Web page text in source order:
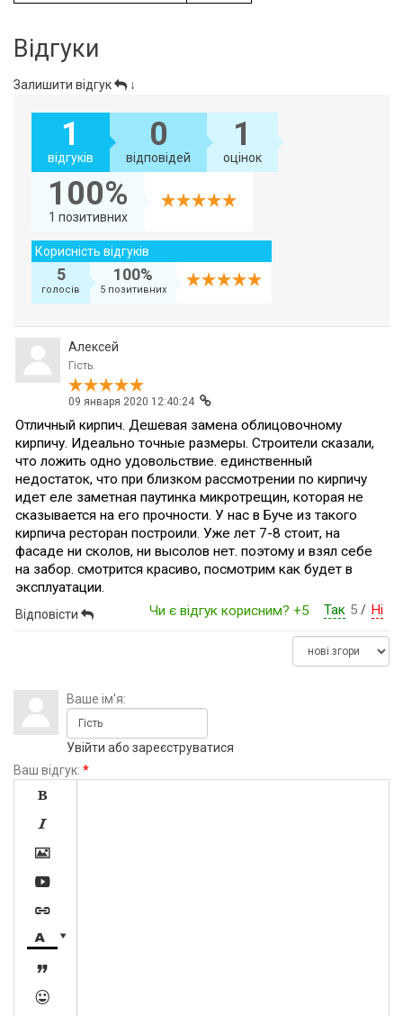
Відгуки
Залишити відгук ↓
1
відгуків
0
відповідей
1
оцінок
100%
1 позитивних
Корисність відгуків
5
голосів
100%
5 позитивних
Алексей
Гість.
09 января 2020 12:40:24
Отличный кирпич. Дешевая замена облицовочному
кирпичу. Идеально точные размеры. Строители сказали,
что ложить одно удовольствие. единственный
недостаток, что при близком рассмотрении по кирпичу
идет еле заметная паутинка микротрещин, которая не
сказывается на его прочности. У нас в Буче из такого
кирпича ресторан построили. Уже лет 7-8 стоит, на
фасаде ни сколов, ни высолов нет. поэтому и взял себе
на забор. смотрится красиво, посмотрим как будет в
эксплуатации.
Так 5 / Ні
Чи є відгук корисним? +5
Відповісти
Ваше ім'я:
Увійти або зареєструватися
Ваш відгук: *








